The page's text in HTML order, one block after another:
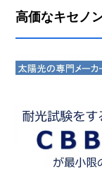
高価なキセノ